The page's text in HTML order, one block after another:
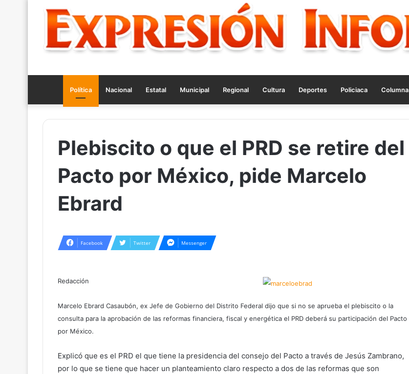
Política Nacional Estatal Municipal Regional Cultura Deportes Policiaca Columna
Plebiscito o que el PRD se retire del
Pacto por México, pide Marcelo
Ebrard
Facebook Twitter Messenger
Redacción
Marcelo Ebrard Casaubón, ex Jefe de Gobierno del Distrito Federal dijo que si no se aprueba el plebiscito o la
consulta para la aprobación de las reformas financiera, fiscal y energética el PRD deberá su participación del Pacto
por México.
Explicó que es el PRD el que tiene la presidencia del consejo del Pacto a través de Jesús Zambrano,
por lo que se tiene que hacer un planteamiento claro respecto a dos de las reformas que son